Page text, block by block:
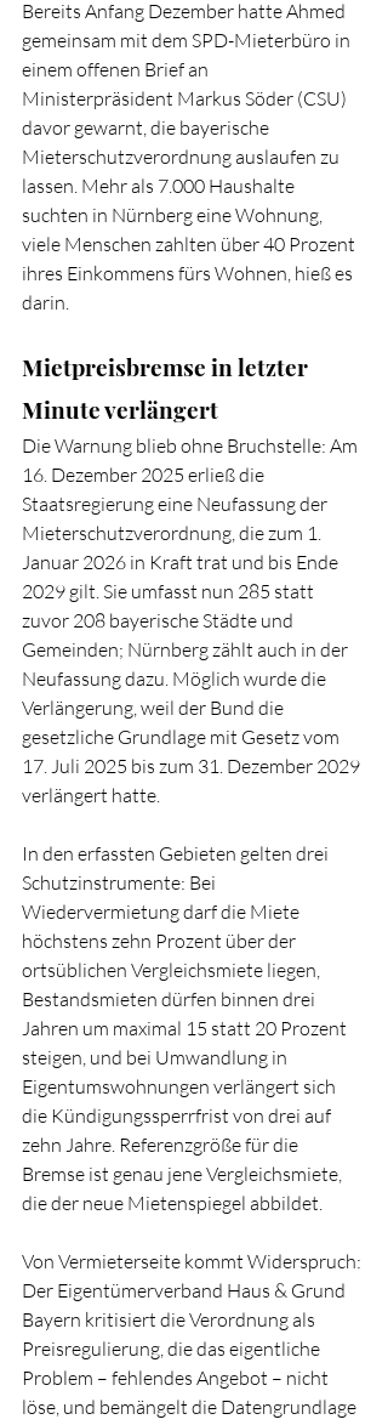
Bereits Anfang Dezember hatte Ahmed
gemeinsam mit dem SPD-Mieterbüro in
einem offenen Brief an
Ministerpräsident Markus Söder (CSU)
davor gewarnt, die bayerische
Mieterschutzverordnung auslaufen zu
lassen. Mehr als 7.000 Haushalte
suchten in Nürnberg eine Wohnung,
viele Menschen zahlten über 40 Prozent
ihres Einkommens fürs Wohnen, hieß es
darin.
Mietpreisbremse in letzter
Minute verlängert
Die Warnung blieb ohne Bruchstelle: Am
16. Dezember 2025 erließ die
Staatsregierung eine Neufassung der
Mieterschutzverordnung, die zum 1.
Januar 2026 in Kraft trat und bis Ende
2029 gilt. Sie umfasst nun 285 statt
zuvor 208 bayerische Städte und
Gemeinden; Nürnberg zählt auch in der
Neufassung dazu. Möglich wurde die
Verlängerung, weil der Bund die
gesetzliche Grundlage mit Gesetz vom
17. Juli 2025 bis zum 31. Dezember 2029
verlängert hatte.
In den erfassten Gebieten gelten drei
Schutzinstrumente: Bei
Wiedervermietung darf die Miete
höchstens zehn Prozent über der
ortsüblichen Vergleichsmiete liegen,
Bestandsmieten dürfen binnen drei
Jahren um maximal 15 statt 20 Prozent
steigen, und bei Umwandlung in
Eigentumswohnungen verlängert sich
die Kündigungssperrfrist von drei auf
zehn Jahre. Referenzgröße für die
Bremse ist genau jene Vergleichsmiete,
die der neue Mietenspiegel abbildet.
Von Vermieterseite kommt Widerspruch:
Der Eigentümerverband Haus & Grund
Bayern kritisiert die Verordnung als
Preisregulierung, die das eigentliche
Problem – fehlendes Angebot – nicht
löse, und bemängelt die Datengrundlage